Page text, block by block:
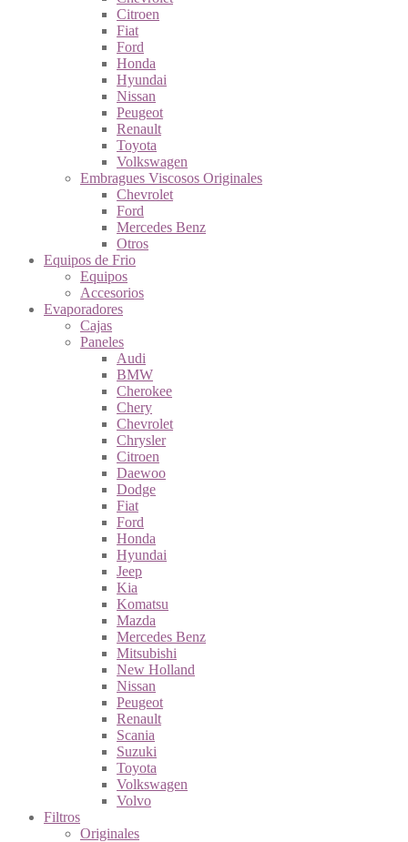
Citroen
Fiat
Ford
Honda
Hyundai
Nissan
Peugeot
Renault
Toyota
Volkswagen
Embragues Viscosos Originales
Chevrolet
Ford
Mercedes Benz
Otros
Equipos de Frio
Equipos
Accesorios
Evaporadores
Cajas
Paneles
Audi
BMW
Cherokee
Chery
Chevrolet
Chrysler
Citroen
Daewoo
Dodge
Fiat
Ford
Honda
Hyundai
Jeep
Kia
Komatsu
Mazda
Mercedes Benz
Mitsubishi
New Holland
Nissan
Peugeot
Renault
Scania
Suzuki
Toyota
Volkswagen
Volvo
Filtros
Originales